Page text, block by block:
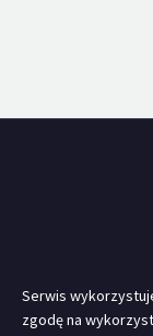
Serwis
zgodę na